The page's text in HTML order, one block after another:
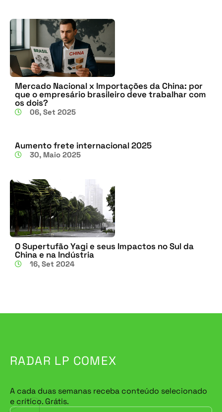
Mercado Nacional x Importações da China: por
que o empresário brasileiro deve trabalhar com
os dois?
06, Set 2025
Aumento frete internacional 2025
30, Maio 2025
O Supertufão Yagi e seus Impactos no Sul da
China e na Indústria
16, Set 2024
RADAR LP COMEX
A cada duas semanas receba conteúdo selecionado
e crítico. Grátis.